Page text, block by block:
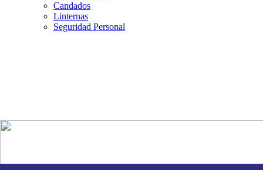
Candados
Linternas
Seguridad Personal